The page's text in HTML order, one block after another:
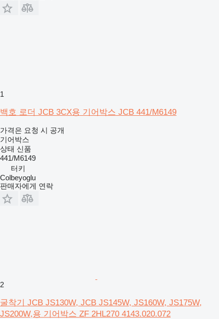
1
백호 로더 JCB 3CX용 기어박스 JCB 441/M6149
가격은 요청 시 공개
기어박스
상태 신품
441/M6149
터키
Colbeyoglu
판매자에게 연락
2
굴착기 JCB JS130W, JCB JS145W, JS160W, JS175W,
JS200W,용 기어박스 ZF 2HL270 4143.020.072